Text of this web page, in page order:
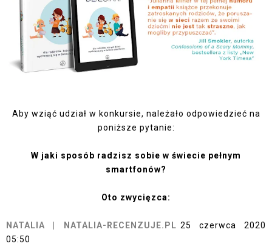
Aby wziąć udział w konkursie, należało odpowiedzieć na
poniższe pytanie:
W jaki sposób radzisz sobie w świecie pełnym
smartfonów?
Oto zwycięzca:
NATALIA | NATALIA-RECENZUJE.PL 25 czerwca 2020
05:50